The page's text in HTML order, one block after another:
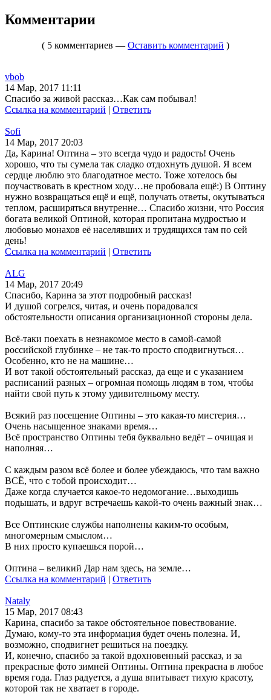
Комментарии
( 5 комментариев — Оставить комментарий )
vbob
14 Мар, 2017 11:11
Спасибо за живой рассказ…Как сам побывал!
Ссылка на комментарий | Ответить
Sofi
14 Мар, 2017 20:03
Да, Карина! Оптина – это всегда чудо и радость! Очень
хорошо, что ты сумела так сладко отдохнуть душой. Я всем
сердце люблю это благодатное место. Тоже хотелось бы
поучаствовать в крестном ходу…не пробовала ещё:) В Оптину
нужно возвращаться ещё и ещё, получать ответы, окутываться
теплом, расширяться внутренне… Спасибо жизни, что Россия
богата великой Оптиной, которая пропитана мудростью и
любовью монахов её населявших и трудящихся там по сей
день!
Ссылка на комментарий | Ответить
ALG
14 Мар, 2017 20:49
Спасибо, Карина за этот подробный рассказ!
И душой согрелся, читая, и очень порадовался
обстоятельности описания организационной стороны дела.
Всё-таки поехать в незнакомое место в самой-самой
российской глубинке – не так-то просто сподвигнуться…
Особенно, кто не на машине…
И вот такой обстоятельный рассказ, да еще и с указанием
расписаний разных – огромная помощь людям в том, чтобы
найти свой путь к этому удивителньому месту.
Всякий раз посещение Оптины – это какая-то мистерия…
Очень насыщенное знаками время…
Всё пространство Оптины тебя буквально ведёт – очищая и
наполняя…
С каждым разом всё более и более убеждаюсь, что там важно
ВСЁ, что с тобой происходит…
Даже когда случается какое-то недомогание…выходишь
подышать, и вдруг встречаешь какой-то очень важный знак…
Все Оптинские службы наполнены каким-то особым,
многомерным смыслом…
В них просто купаешься порой…
Оптина – великий Дар нам здесь, на земле…
Ссылка на комментарий | Ответить
Nataly
15 Мар, 2017 08:43
Карина, спасибо за такое обстоятельное повествование.
Думаю, кому-то эта информация будет очень полезна. И,
возможно, сподвигнет решиться на поездку.
И, конечно, спасибо за такой вдохновенный рассказ, и за
прекрасные фото зимней Оптины. Оптина прекрасна в любое
время года. Глаз радуется, а душа впитывает тихую красоту,
которой так не хватает в городе.